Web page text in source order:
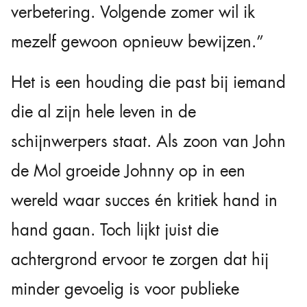
verbetering. Volgende zomer wil ik
mezelf gewoon opnieuw bewijzen.”
Het is een houding die past bij iemand
die al zijn hele leven in de
schijnwerpers staat. Als zoon van John
de Mol groeide Johnny op in een
wereld waar succes én kritiek hand in
hand gaan. Toch lijkt juist die
achtergrond ervoor te zorgen dat hij
minder gevoelig is voor publieke